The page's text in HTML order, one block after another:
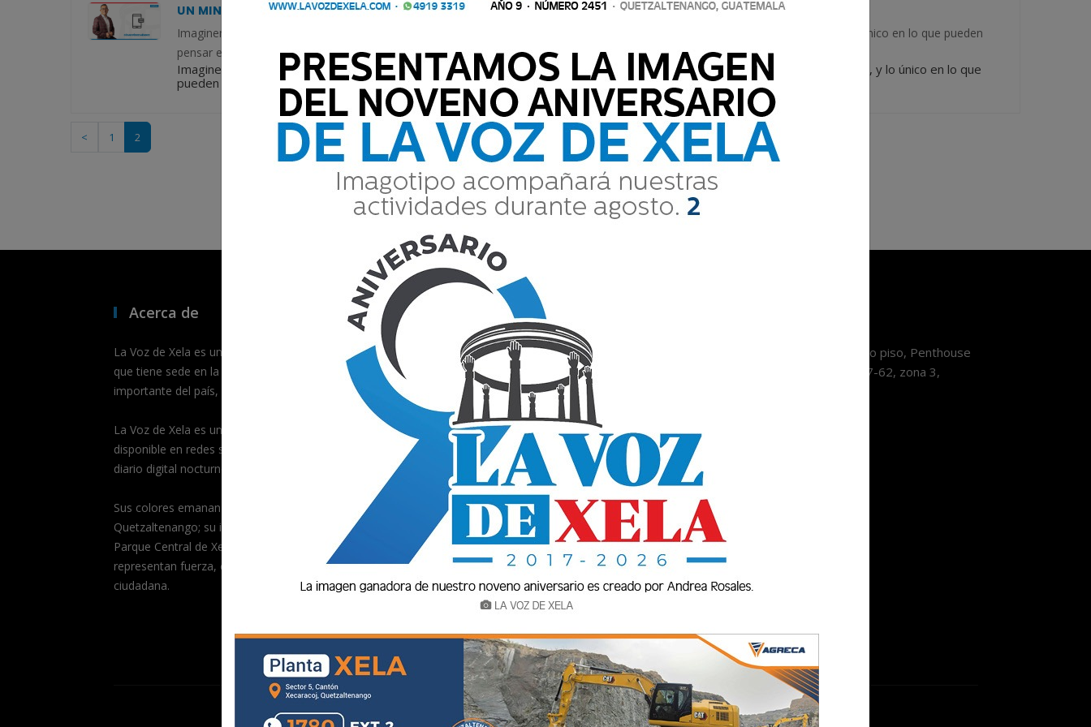
UN MINUTO BAJO EL AGUA
Imaginen estar bajo el agua, conteniendo el aliento, con los pulmones pidiendo aire a gritos. Cada segundo se vuelve eterno, y lo único en lo que pueden
pensar es en salir a la superficie. Esa sensación, tan dura, es una metáfo
Imaginen estar bajo el agua, conteniendo el aliento, con los pulmones pidiendo aire a gritos. Cada segundo se vuelve eterno, y lo único en lo que
pueden pensar es en salir a la superficie. Esa sensación, tan dura, es una metáfo...
< 1 2
Acerca de
La Voz de Xela es un medio de comunicación digital
que tiene sede en la segunda ciudad más
importante del país, Quetzaltenango.
La Voz de Xela es un medio multiplataformas,
disponible en redes sociales, portal de noticias y
diario digital nocturno.
Sus colores emanan de la bandera de
Quetzaltenango; su isotipo es el Templete del
Parque Central de Xela, sostenido por manos que
representan fuerza, compromiso y participación
ciudadana.
Nueve años construyendo
juntos la era digital
06/08/2026
Accidente en zona 3 deja a
comerciante con
amputación ...
06/08/2026
Reconocer también es
construir el futuro
Torre Pradera Xela, décimo piso, Penthouse
1003, Avenida Las Américas 7-62, zona 3,